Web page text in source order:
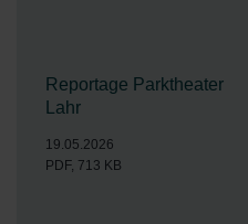
Reportage Parktheater
Lahr
19.05.2026
PDF, 713 KB